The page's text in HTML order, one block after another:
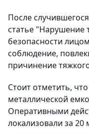
После
статье "Нарушение
безопасности
соблюдение,
причинение
Стоит отметить,
металлической
Оперативными
локализовали за 20